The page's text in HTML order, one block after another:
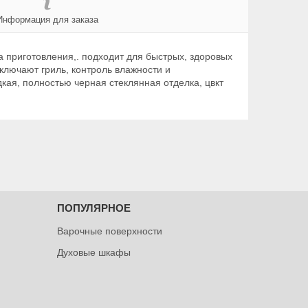
для заказа
подходит для быстрых, здоровых
гриль, контроль влажности и
полностью черная стеклянная отделка, цвкт
ПОПУЛЯРНОЕ
Варочные поверхности
Духовые шкафы